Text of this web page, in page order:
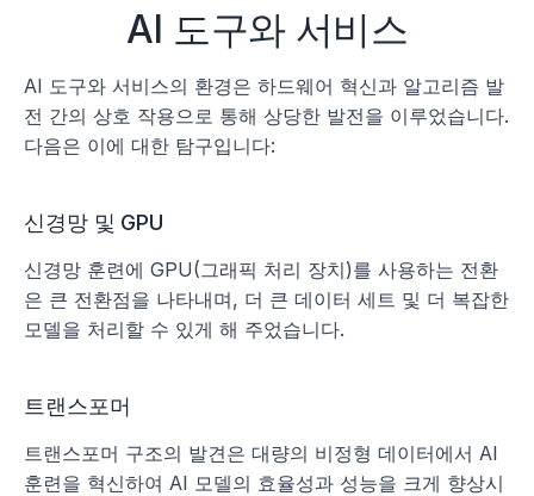
AI 도구와 서비스
AI 도구와 서비스의 환경은 하드웨어 혁신과 알고리즘 발
전 간의 상호 작용으로 통해 상당한 발전을 이루었습니다.
다음은 이에 대한 탐구입니다:
신경망 및 GPU
신경망 훈련에 GPU(그래픽 처리 장치)를 사용하는 전환
은 큰 전환점을 나타내며, 더 큰 데이터 세트 및 더 복잡한
모델을 처리할 수 있게 해 주었습니다.
트랜스포머
트랜스포머 구조의 발견은 대량의 비정형 데이터에서 AI
훈련을 혁신하여 AI 모델의 효율성과 성능을 크게 향상시